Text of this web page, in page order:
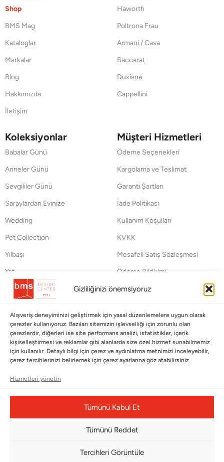
Gizliliğinizi önemsiyoruz
Alışveriş deneyiminizi geliştirmek için yasal düzenlemelere uygun olarak
çerezler kullanıyoruz. Bazıları sitemizin işlevselliği için zorunlu olan
çerezlerdir, diğerleri ise site performans analizi, istatistikler, içerik
kişiselleştirmesi ve reklamlar gibi alanlarda size özel hizmet sunabilmemiz
için kullanılır. Detaylı bilgi için çerez ve aydınlatma metnimizi inceleyebilir,
çerez tercihlerinizi belirlemek için çerez ayarlarına göz atabilirsiniz.
Hizmetleri yönetin
Tümünü Kabul Et
Tümünü Reddet
Tercihleri Görüntüle
Shop
BMS Mag
Kataloglar
Markalar
Blog
Hakkımızda
İletişim
Haworth
Poltrona Frau
Armani / Casa
Baccarat
Duxiana
Cappellini
Koleksiyonlar
Babalar Günü
Anneler Günü
Sevgililer Günü
Saraylardan Evinize
Wedding
Pet Collection
Yılbaşı
Yat
Müşteri Hizmetleri
Ödeme Seçenekleri
Kargolama ve Teslimat
Garanti Şartları
İade Politikası
Kullanım Koşulları
KVKK
Mesafeli Satış Sözleşmesi
Ödeme Bildirimi
Hata Bildirim Formu
BÜLTENİMİZE ABONE OLUN
Kayıt olun ve fırsatlardan ilk siz yararlanın!
Bültenimize Abone Olun